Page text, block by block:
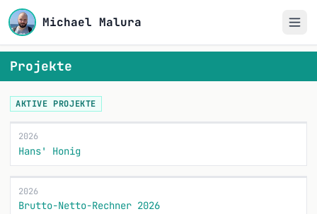
Michael Malura
Projekte
AKTIVE PROJEKTE
2026
Hans' Honig
2026
Brutto-Netto-Rechner 2026